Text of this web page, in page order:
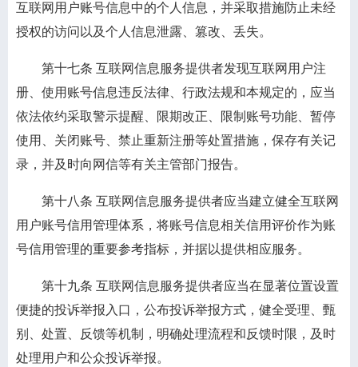
互联网用户账号信息中的个人信息，并采取措施防止未经
授权的访问以及个人信息泄露、篡改、丢失。
第十七条 互联网信息服务提供者发现互联网用户注
册、使用账号信息违反法律、行政法规和本规定的，应当
依法依约采取警示提醒、限期改正、限制账号功能、暂停
使用、关闭账号、禁止重新注册等处置措施，保存有关记
录，并及时向网信等有关主管部门报告。
第十八条 互联网信息服务提供者应当建立健全互联网
用户账号信用管理体系，将账号信息相关信用评价作为账
号信用管理的重要参考指标，并据以提供相应服务。
第十九条 互联网信息服务提供者应当在显著位置设置
便捷的投诉举报入口，公布投诉举报方式，健全受理、甄
别、处置、反馈等机制，明确处理流程和反馈时限，及时
处理用户和公众投诉举报。